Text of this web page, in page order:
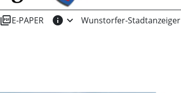
picture_as_pdfE-PAPER info expand_more Wunstorfer-Stadtanzeiger